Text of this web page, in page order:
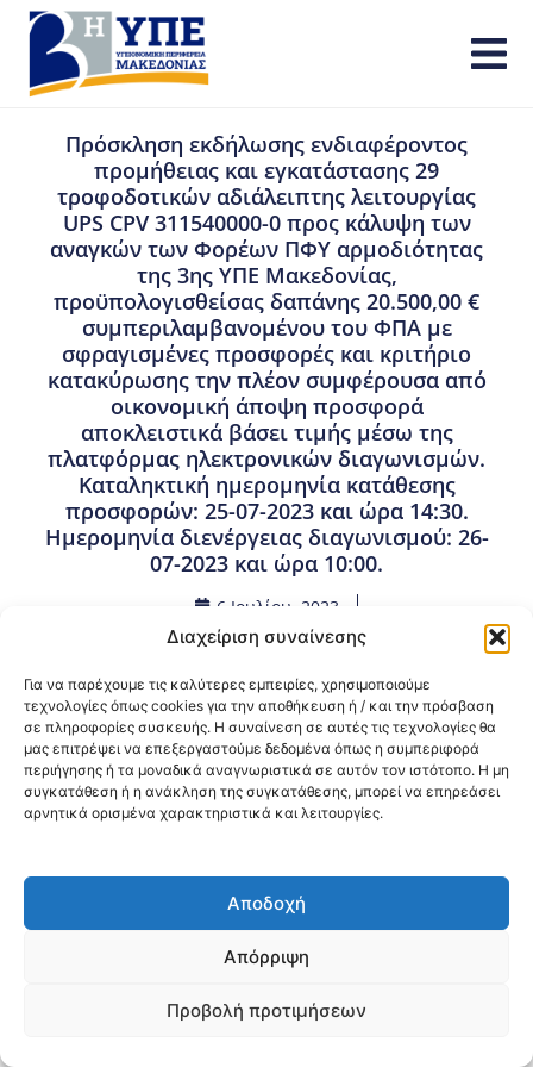
Διαχείριση συναίνεσης
Για να παρέχουμε τις καλύτερες εμπειρίες, χρησιμοποιούμε
τεχνολογίες όπως cookies για την αποθήκευση ή / και την πρόσβαση
σε πληροφορίες συσκευής. Η συναίνεση σε αυτές τις τεχνολογίες θα
μας επιτρέψει να επεξεργαστούμε δεδομένα όπως η συμπεριφορά
περιήγησης ή τα μοναδικά αναγνωριστικά σε αυτόν τον ιστότοπο. Η μη
συγκατάθεση ή η ανάκληση της συγκατάθεσης, μπορεί να επηρεάσει
αρνητικά ορισμένα χαρακτηριστικά και λειτουργίες.
Αποδοχή
Απόρριψη
Προβολή προτιμήσεων
Πρόσκληση εκδήλωσης ενδιαφέροντος
προμήθειας και εγκατάστασης 29
τροφοδοτικών αδιάλειπτης λειτουργίας
UPS CPV 311540000-0 προς κάλυψη των
αναγκών των Φορέων ΠΦΥ αρμοδιότητας
της 3ης ΥΠΕ Μακεδονίας,
προϋπολογισθείσας δαπάνης 20.500,00 €
συμπεριλαμβανομένου του ΦΠΑ με
σφραγισμένες προσφορές και κριτήριο
κατακύρωσης την πλέον συμφέρουσα από
οικονομική άποψη προσφορά
αποκλειστικά βάσει τιμής μέσω της
πλατφόρμας ηλεκτρονικών διαγωνισμών.
Καταληκτική ημερομηνία κατάθεσης
προσφορών: 25-07-2023 και ώρα 14:30.
Ημερομηνία διενέργειας διαγωνισμού: 26-
07-2023 και ώρα 10:00.
6 Ιουλίου, 2023
Προμήθειες - Συμβάσεις,Προμήθειες 3ης ΥΠΕ
Κοινοποίηση:
@2026 3ype.gr All rights reserved
Πολιτική Προστασίας Δεδομένων
Θεσσαλονίκη, ΕλλάδαΤηλ: +30 2311 226 200
email: 3ype@3ype.gr